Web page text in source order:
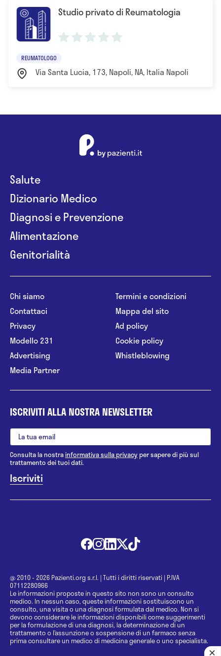
Studio privato di Reumatologia
REUMATOLOGO
Via Santa Lucia, 173, Napoli, NA, Italia Napoli
Salute
Dizionario Medico
Diagnosi e Prevenzione
Alimentazione
Genitorialità
Chi siamo
Contattaci
Privacy
Modello 231
Advertising
Media Partner
Termini e condizioni
Mappa del sito
Ad policy
Cookie policy
Whistleblowing
ISCRIVITI ALLA NOSTRA NEWSLETTER
Consulta la nostrainformativa sulla privacy per sapere di più sul
trattamento dei tuoi dati.
@ 2010 - 2026 Pazienti.org s.r.l. | Tutti i diritti riservati | P.IVA
07112280966
Le informazioni proposte in questo sito non sono un consulto
medico. In nessun caso, queste informazioni sostituiscono un
consulto, una visita o una diagnosi formulata dal medico. Non si
devono considerare le informazioni disponibili come suggerimenti
per la formulazione di una diagnosi, la determinazione di un
trattamento o l’assunzione o sospensione di un farmaco senza
prima consultare un medico di medicina generale o uno specialista.